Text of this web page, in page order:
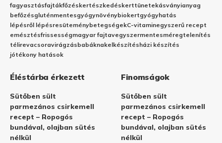
fagyasztásfajtákfőzéskertészkedéskerttünetekásványianyag
befőzésgluténmentesgyógynövénybiokertgyógyhatás
lépésről lépésresüteménybetegségekC-vitaminegyszerű recept
emésztésfrissességmagyar fajtavegyszermentesméregtelenítés
télirevacsoravirágzásbabáknakelkészítésházi készítés
jótékony hatások
Éléstárba érkezett
Sütőben sült
parmezános csirkemell
recept – Ropogós
bundával, olajban sütés
nélkül
Finomságok
Sütőben sült
parmezános csirkemell
recept – Ropogós
bundával, olajban sütés
nélkül